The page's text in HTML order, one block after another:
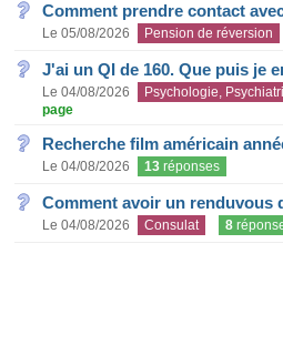
Comment prendre contact
Le 05/08/2026 Pension de réversion
J'ai un QI de 160. Que puis je
Le 04/08/2026 Psychologie,
page
Recherche film américain
Le 04/08/2026 13 réponses
Comment avoir un renduvous
Le 04/08/2026 Consulat 8